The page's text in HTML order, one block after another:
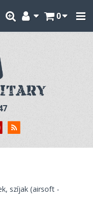
0
szíjak (airsoft -